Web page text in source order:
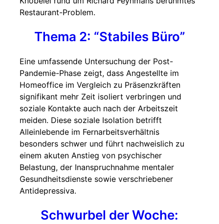
Restaurant-Problem.
Thema 2: “Stabiles Büro”
Eine umfassende Untersuchung der Post-
Pandemie-Phase zeigt, dass Angestellte im
Homeoffice im Vergleich zu Präsenzkräften
signifikant mehr Zeit isoliert verbringen und
soziale Kontakte auch nach der Arbeitszeit
meiden. Diese soziale Isolation betrifft
Alleinlebende im Fernarbeitsverhältnis
besonders schwer und führt nachweislich zu
einem akuten Anstieg von psychischer
Belastung, der Inanspruchnahme mentaler
Gesundheitsdienste sowie verschriebener
Antidepressiva.
Schwurbel der Woche: